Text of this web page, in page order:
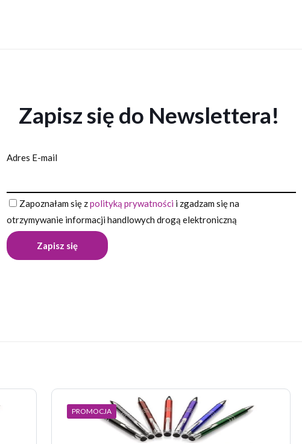
Zapisz się do Newslettera!
Adres E-mail
Zapoznałam się zpolityką prywatności i zgadzam się na
otrzymywanie informacji handlowych drogą elektroniczną
2 z 5 gwiazdek 3 z 5 gwiazdek
PROMOCJA